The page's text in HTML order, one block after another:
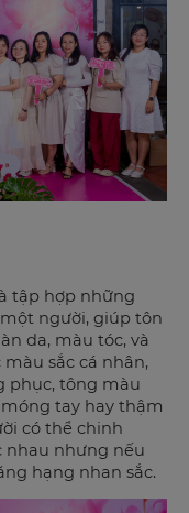
tập hợp những
người, giúp tôn
da, màu tóc, và
sắc cá nhân,
phục, tông màu
tay hay thậm
có thể chinh
nhau nhưng nếu
hạng nhan sắc.